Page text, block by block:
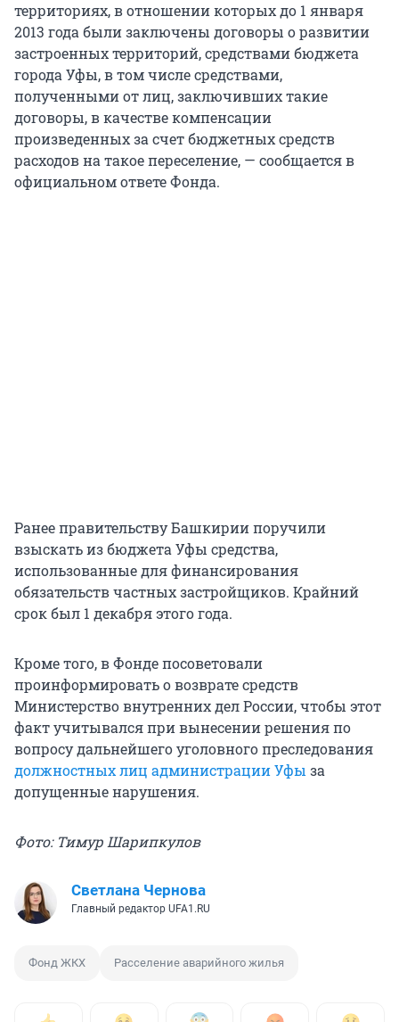
территориях, в отношении которых до 1 января
2013 года были заключены договоры о развитии
застроенных территорий, средствами бюджета
города Уфы, в том числе средствами,
полученными от лиц, заключивших такие
договоры, в качестве компенсации
произведенных за счет бюджетных средств
расходов на такое переселение, — сообщается в
официальном ответе Фонда.
Ранее правительству Башкирии поручили
взыскать из бюджета Уфы средства,
использованные для финансирования
обязательств частных застройщиков. Крайний
срок был 1 декабря этого года.
Кроме того, в Фонде посоветовали
проинформировать о возврате средств
Министерство внутренних дел России, чтобы этот
факт учитывался при вынесении решения по
вопросу дальнейшего уголовного преследования
должностных лиц администрации Уфы за
допущенные нарушения.
Фото: Тимур Шарипкулов
Светлана Чернова
Главный редактор UFA1.RU
Фонд ЖКХ Расселение аварийного жилья